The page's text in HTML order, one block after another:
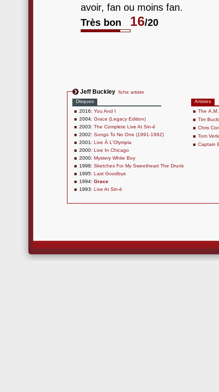
avoir, fan ou moins fan.
Très bon
16/20
Jeff Buckley fiche artiste
Disques
2016: You And I
2004: Grace (Legacy Edition)
2003: The Complete Live At Sin-é
2002: Songs To No One (1991-1992)
2001: Live À L'Olympia
2000: Live In Chicago
2000: Mystery White Boy
1998: Sketches For My Sweetheart The Drunk
1995: Last Goodbye
1994: Grace
1993: Live At Sin-é
Artistes
The A.M.
Tim
Chris
Tom
Captain